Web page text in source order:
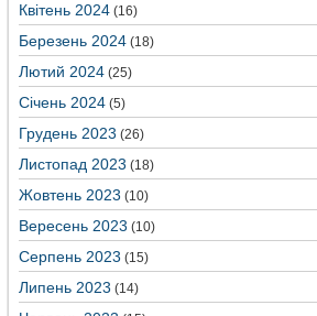
Квітень 2024 (16)
Березень 2024 (18)
Лютий 2024 (25)
Січень 2024 (5)
Грудень 2023 (26)
Листопад 2023 (18)
Жовтень 2023 (10)
Вересень 2023 (10)
Серпень 2023 (15)
Липень 2023 (14)